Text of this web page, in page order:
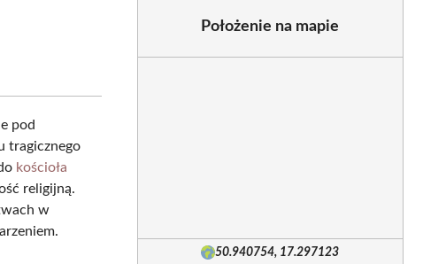
pod
tragicznego
kościoła
religijną.
w
Położenie na mapie
50.940754, 17.297123